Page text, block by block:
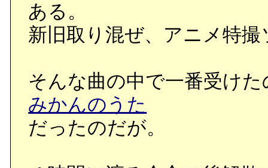
ある。
新旧取り混ぜ、アニメ特
そんな曲の中で一番受け
みかんのうた
だったのだが。